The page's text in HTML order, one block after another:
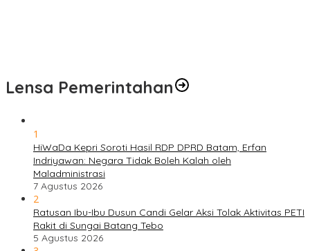
Lensa Pemerintahan
1
HiWaDa Kepri Soroti Hasil RDP DPRD Batam, Erfan
Indriyawan: Negara Tidak Boleh Kalah oleh
Maladministrasi
7 Agustus 2026
2
Ratusan Ibu-Ibu Dusun Candi Gelar Aksi Tolak Aktivitas PETI
Rakit di Sungai Batang Tebo
5 Agustus 2026